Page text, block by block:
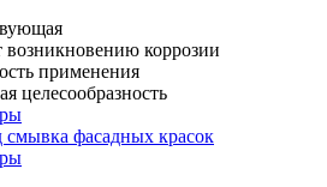
возникновению коррозии
применения
целесообразность